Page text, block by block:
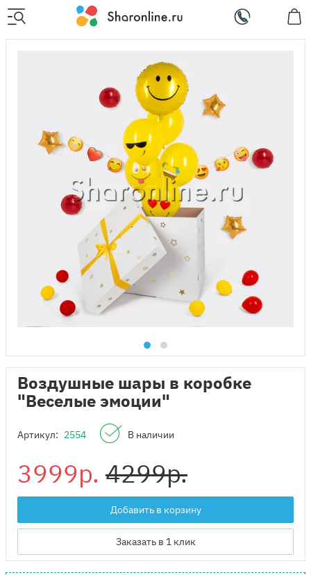
Воздушные шары в коробке
"Веселые эмоции"
Артикул: 2554 В наличии
3999р. 4299р.
Добавить в корзину
Заказать в 1 клик